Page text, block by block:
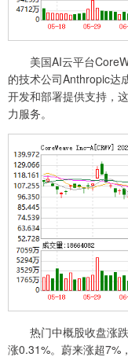
美国AI云平台
的技术公司Anthropic达
开发和部署提供支持，
力服务。
热门中概股收盘涨跌
涨0.31%。蔚来涨超7%